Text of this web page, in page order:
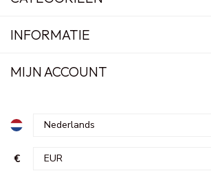
INFORMATIE
MIJN ACCOUNT
€